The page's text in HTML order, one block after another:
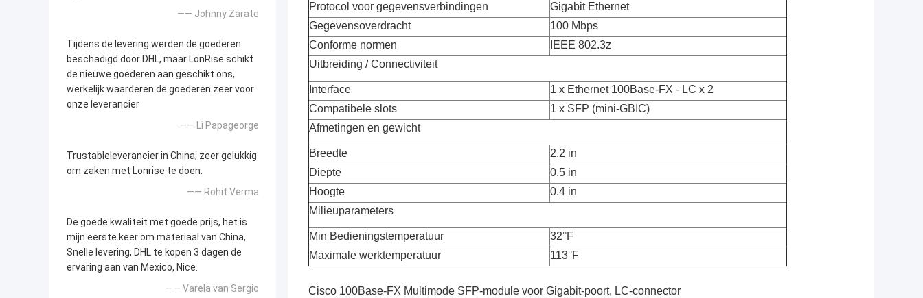
—— Johnny Zarate
Tijdens de levering werden de goederen
beschadigd door DHL, maar LonRise schikt
de nieuwe goederen aan geschikt ons,
werkelijk waarderen de goederen zeer voor
onze leverancier
—— Li Papageorge
Trustableleverancier in China, zeer gelukkig
om zaken met Lonrise te doen.
—— Rohit Verma
De goede kwaliteit met goede prijs, het is
mijn eerste keer om materiaal van China,
Snelle levering, DHL te kopen 3 dagen de
ervaring aan van Mexico, Nice.
—— Varela van Sergio
Protocol voor gegevensverbindingen
Gigabit Ethernet
Gegevensoverdracht
100 Mbps
Conforme normen
IEEE 802.3z
Uitbreiding / Connectiviteit
Interface
1 x Ethernet 100Base-FX - LC x 2
Compatibele slots
1 x SFP (mini-GBIC)
Afmetingen en gewicht
Breedte
2.2 in
Diepte
0.5 in
Hoogte
0.4 in
Milieuparameters
Min Bedieningstemperatuur
32°F
Maximale werktemperatuur
113°F
Cisco 100Base-FX Multimode SFP-module voor Gigabit-poort, LC-connector